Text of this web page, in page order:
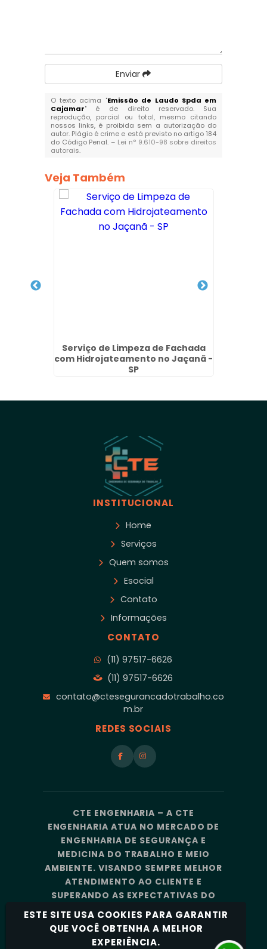
Enviar
O texto acima "Emissão de Laudo Spda em
Cajamar" é de direito reservado. Sua
reprodução, parcial ou total, mesmo citando
nossos links, é proibida sem a autorização do
autor. Plágio é crime e está previsto no artigo 184
do Código Penal. – Lei n° 9.610-98 sobre direitos
autorais.
Veja Também
Serviço de Limpeza de Fachada
com Hidrojateamento no Jaçanã -
SP
INSTITUCIONAL
Home
Serviços
Quem somos
Esocial
Contato
Informações
CONTATO
(11) 97517-6626
(11) 97517-6626
contato@ctesegurancadotrabalho.co
m.br
REDES SOCIAIS
CTE ENGENHARIA – A CTE
ENGENHARIA ATUA NO MERCADO DE
ENGENHARIA DE SEGURANÇA E
MEDICINA DO TRABALHO E MEIO
AMBIENTE. VISANDO SEMPRE MELHOR
ATENDIMENTO AO CLIENTE E
SUPERANDO AS EXPECTATIVAS DO
MERCADO, A CTE ENGENHARIA
CONTA COM UMA EQUIPE DE
PROFISSIONAIS ALTAMENTE
ESTE SITE USA COOKIES PARA GARANTIR
QUE VOCÊ OBTENHA A MELHOR
EXPERIÊNCIA.